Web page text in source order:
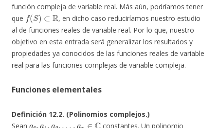
función compleja de variable real. Más aún, podríamos tener
que
f(S)⊂R
, en dicho caso reduciríamos nuestro estudio
al de funciones reales de variable real. Por lo que, nuestro
objetivo en esta entrada será generalizar los resultados y
propiedades ya conocidos de las funciones reales de variable
real para las funciones complejas de variable compleja.
Funciones elementales
Definición 12.2. (Polinomios complejos.)
Sean
a0,a1 ,a2, … an∈C
constantes. Un polinomio